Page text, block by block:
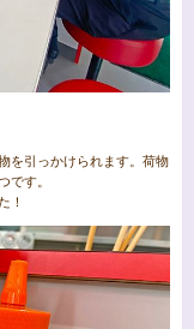
を引っかけられます。荷物
です。
！